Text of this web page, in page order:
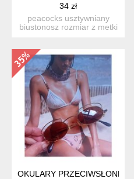
34 zł
peacocks usztywniany
biustonosz rozmiar z metki
OKULARY